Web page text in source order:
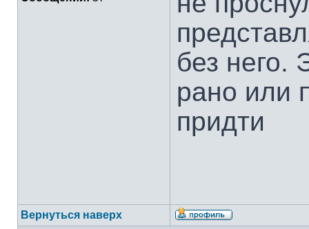
без него.
рано или
придти
Вернуться наверх